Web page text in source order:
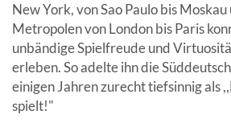
New York, von Sao Paulo bis
Metropolen von London bis Paris
unbändige Spielfreude und
erleben. So adelte ihn die
einigen Jahren zurecht tiefsinnig als
spielt!"